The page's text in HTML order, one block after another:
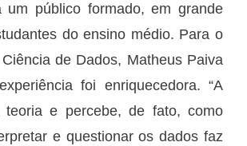
um público formado, em grande
do ensino médio. Para o
de Dados, Matheus Paiva
foi enriquecedora. “A
e percebe, de fato, como
e questionar os dados faz